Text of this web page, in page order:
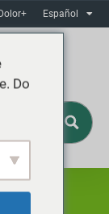
Dolor+ Español
Do